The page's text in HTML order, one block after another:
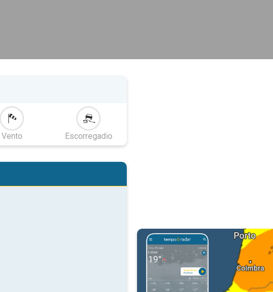
Vento Escorregadio
Alertas e avisos meteorológicos.